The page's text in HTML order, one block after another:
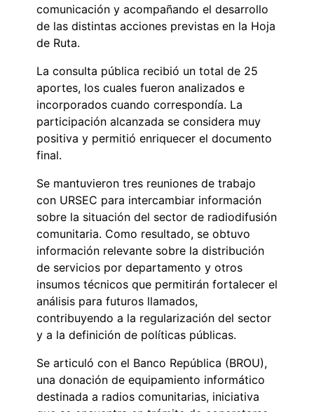
comunicación y acompañando el desarrollo
de las distintas acciones previstas en la Hoja
de Ruta.
La consulta pública recibió un total de 25
aportes, los cuales fueron analizados e
incorporados cuando correspondía. La
participación alcanzada se considera muy
positiva y permitió enriquecer el documento
final.
Se mantuvieron tres reuniones de trabajo
con URSEC para intercambiar información
sobre la situación del sector de radiodifusión
comunitaria. Como resultado, se obtuvo
información relevante sobre la distribución
de servicios por departamento y otros
insumos técnicos que permitirán fortalecer el
análisis para futuros llamados,
contribuyendo a la regularización del sector
y a la definición de políticas públicas.
Se articuló con el Banco República (BROU),
una donación de equipamiento informático
destinada a radios comunitarias, iniciativa